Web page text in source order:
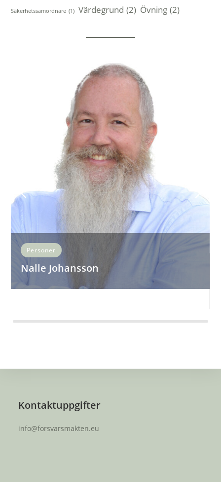
Säkerhetssamordnare (1) Värdegrund (2) Övning (2)
Personer
Nalle Johansson
30 års erfarenhet att utbilda såväl militärt som civilt.
Kontaktuppgifter
info@forsvarsmakten.eu